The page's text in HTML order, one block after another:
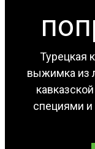
Турецкая
выжимка из
специями и